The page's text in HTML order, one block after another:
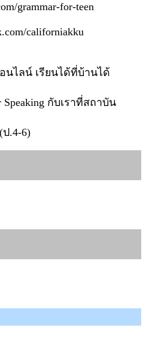
grammar-for-teen
californiakku
นไลน์ เรียนได้ที่บ้านได้
Speaking กับเราที่สถาบัน
.4-6)